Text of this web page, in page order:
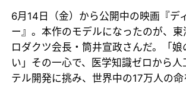
6月14日（金）から公開中の映画『デ
ー』。本作のモデルになったのが、
ロダクツ会長・筒井宣政さんだ。「娘
い」その一心で、医学知識ゼロから人
テル開発に挑み、世界中の17万人の命